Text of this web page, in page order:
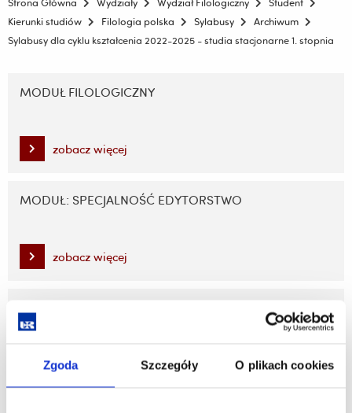
Zgoda Szczegóły O plikach cookies
Kierunki studiów
Filologia polska Sylabusy
Archiwum
Sylabusy dla cyklu kształcenia 2022-2025 - studia stacjonarne 1. stopnia
nawigację
treści
MODUŁ FILOLOGICZNY
zobacz więcej
MODUŁ: SPECJALNOŚĆ EDYTORSTWO
zobacz więcej
zobacz więcej